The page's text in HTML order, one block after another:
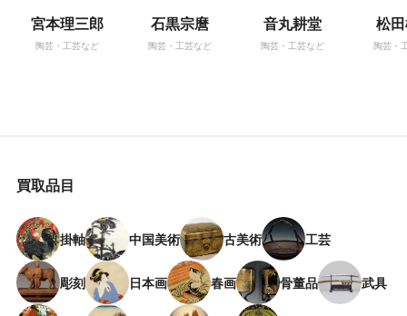
宮本理三郎
陶芸・工芸など
石黒宗麿
陶芸・工芸など
音丸耕堂
陶芸・工芸など
松
陶芸・
買取品目
掛軸 中国美術 古美術 工芸
彫刻 日本画 春画 骨董品 武具